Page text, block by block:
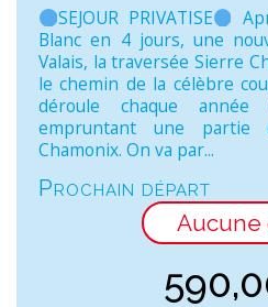
SEJOUR PRIVATISE
Blanc en 4 jours, une
Valais, la traversée Sierre
le chemin de la célèbre
déroule chaque
empruntant une partie
Chamonix. On va par...
Prochain départ
Aucune